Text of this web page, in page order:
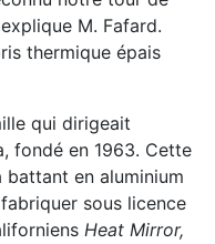
M. Fafard.
thermique épais
qui dirigeait
fondé en 1963. Cette
en aluminium
sous licence
Heat Mirror,